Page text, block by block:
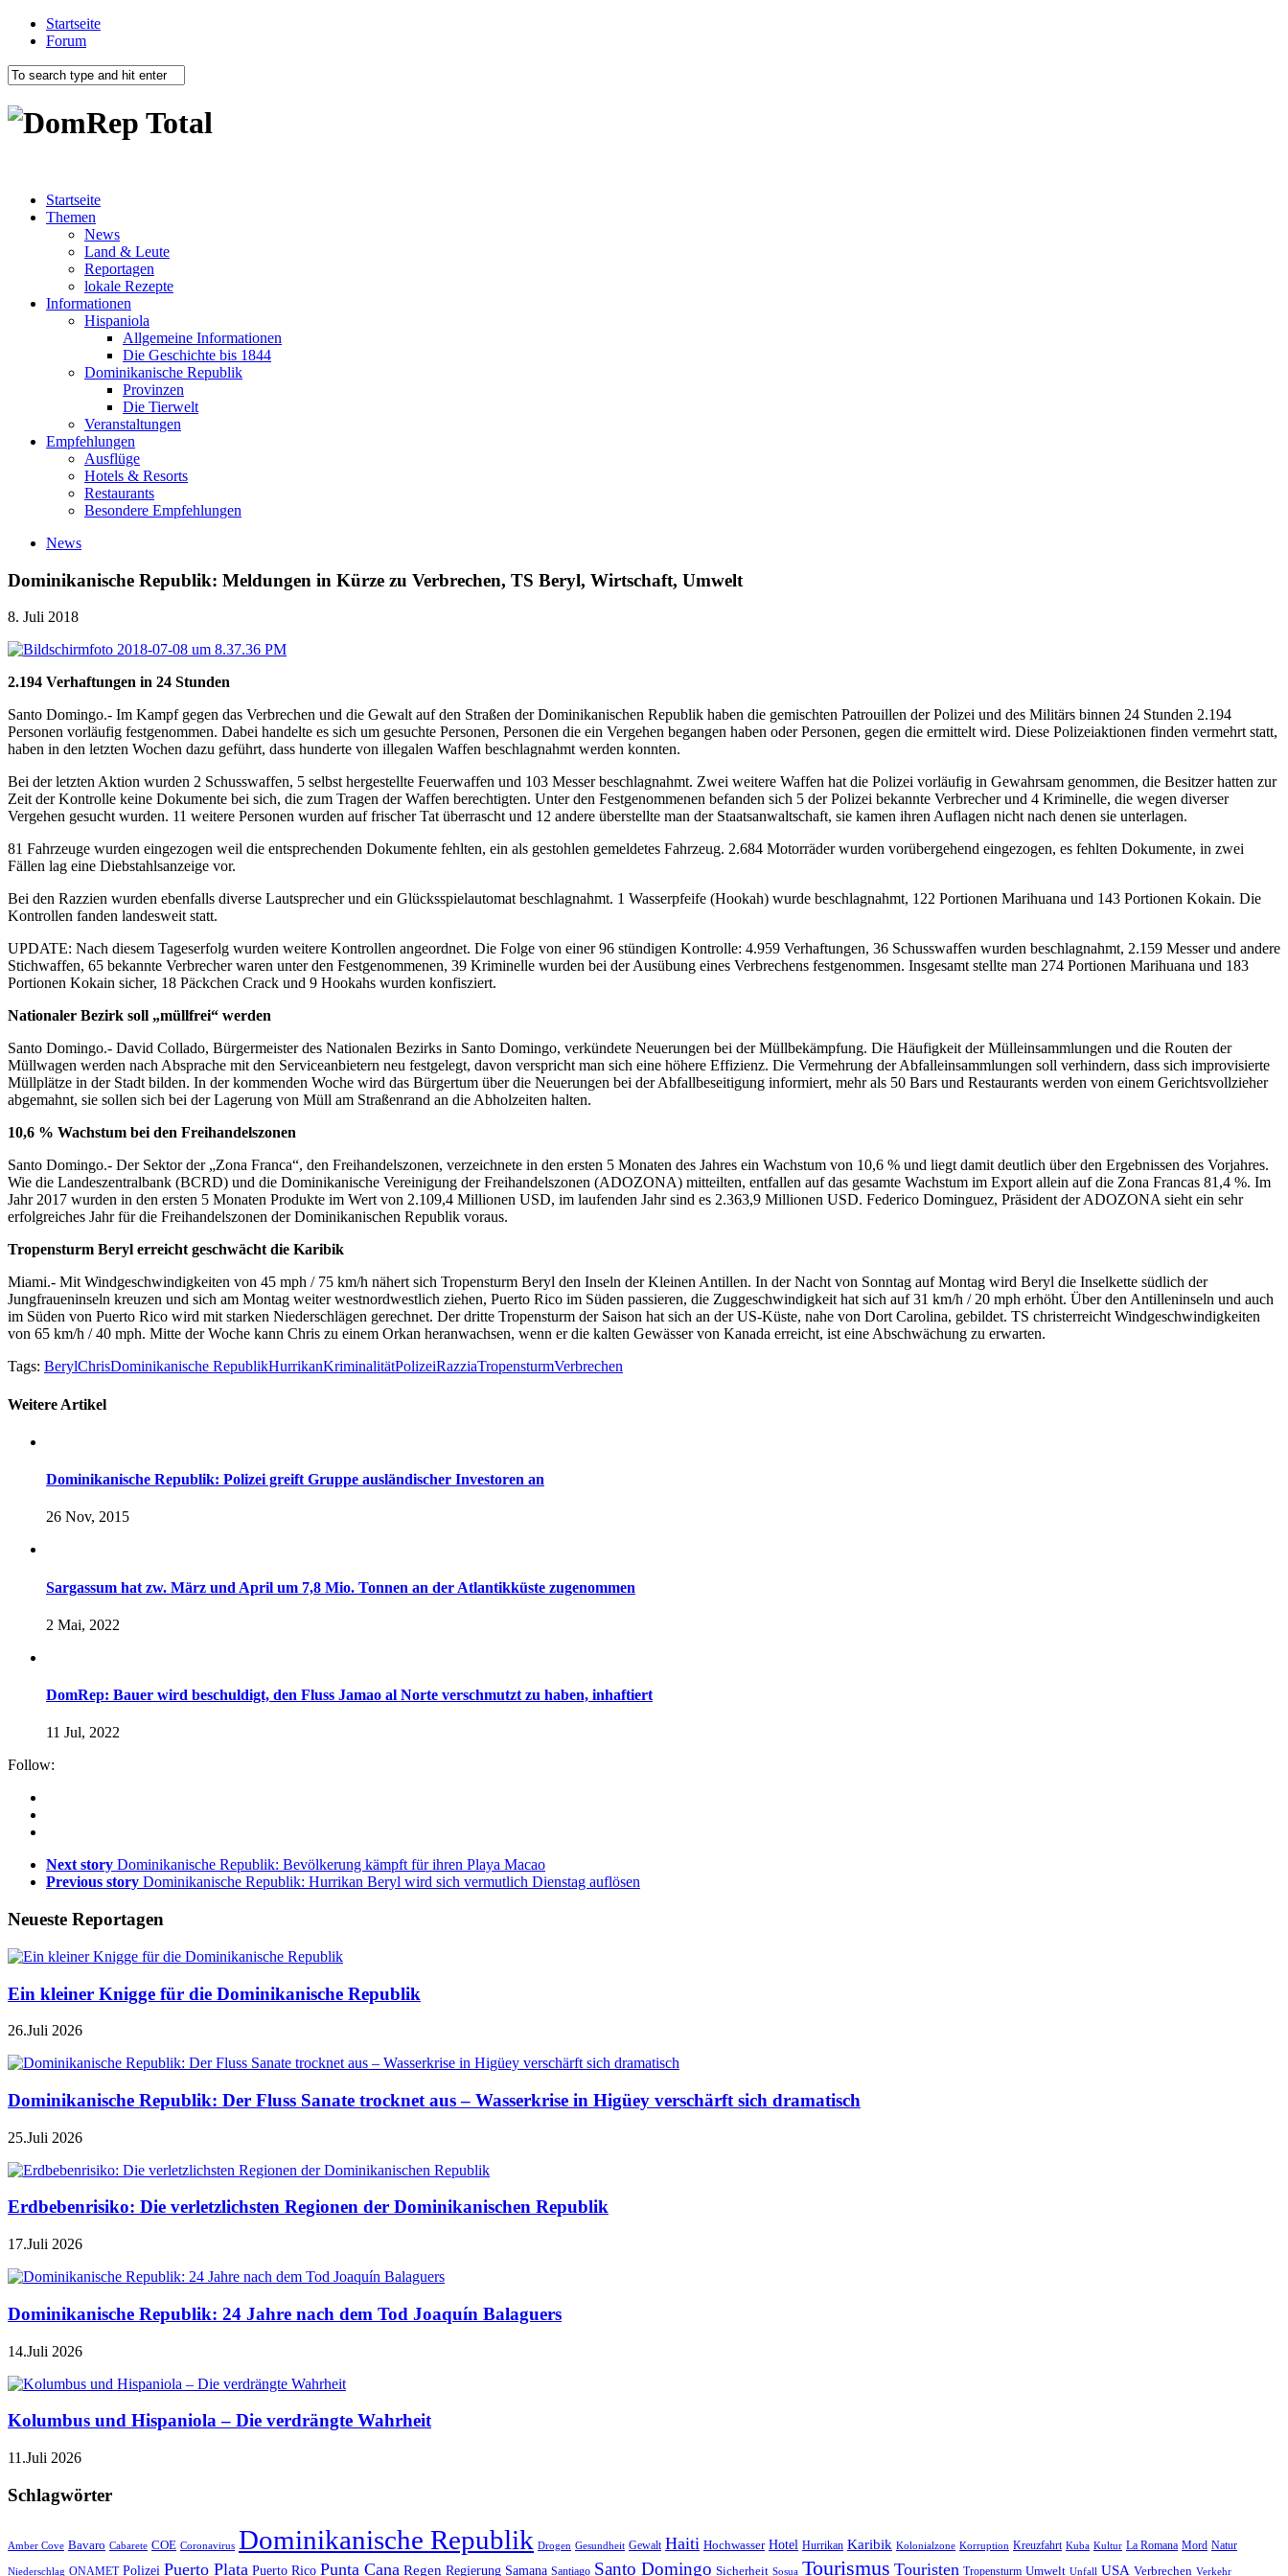
Startseite
Forum
Startseite
Themen
News
Land & Leute
Reportagen
lokale Rezepte
Informationen
Hispaniola
Allgemeine Informationen
Die Geschichte bis 1844
Dominikanische Republik
Provinzen
Die Tierwelt
Veranstaltungen
Empfehlungen
Ausflüge
Hotels & Resorts
Restaurants
Besondere Empfehlungen
News
Dominikanische Republik: Meldungen in Kürze zu Verbrechen, TS Beryl, Wirtschaft, Umwelt
8. Juli 2018
2.194 Verhaftungen in 24 Stunden
Santo Domingo.- Im Kampf gegen das Verbrechen und die Gewalt auf den Straßen der Dominikanischen Republik haben die gemischten Patrouillen der Polizei und des Militärs binnen 24 Stunden 2.194
Personen vorläufig festgenommen. Dabei handelte es sich um gesuchte Personen, Personen die ein Vergehen begangen haben oder Personen, gegen die ermittelt wird. Diese Polizeiaktionen finden vermehrt statt,
haben in den letzten Wochen dazu geführt, dass hunderte von illegalen Waffen beschlagnahmt werden konnten.
Bei der letzten Aktion wurden 2 Schusswaffen, 5 selbst hergestellte Feuerwaffen und 103 Messer beschlagnahmt. Zwei weitere Waffen hat die Polizei vorläufig in Gewahrsam genommen, die Besitzer hatten zur
Zeit der Kontrolle keine Dokumente bei sich, die zum Tragen der Waffen berechtigten. Unter den Festgenommenen befanden sich 5 der Polizei bekannte Verbrecher und 4 Kriminelle, die wegen diverser
Vergehen gesucht wurden. 11 weitere Personen wurden auf frischer Tat überrascht und 12 andere überstellte man der Staatsanwaltschaft, sie kamen ihren Auflagen nicht nach denen sie unterlagen.
81 Fahrzeuge wurden eingezogen weil die entsprechenden Dokumente fehlten, ein als gestohlen gemeldetes Fahrzeug. 2.684 Motorräder wurden vorübergehend eingezogen, es fehlten Dokumente, in zwei
Fällen lag eine Diebstahlsanzeige vor.
Bei den Razzien wurden ebenfalls diverse Lautsprecher und ein Glücksspielautomat beschlagnahmt. 1 Wasserpfeife (Hookah) wurde beschlagnahmt, 122 Portionen Marihuana und 143 Portionen Kokain. Die
Kontrollen fanden landesweit statt.
UPDATE: Nach diesem Tageserfolg wurden weitere Kontrollen angeordnet. Die Folge von einer 96 stündigen Kontrolle: 4.959 Verhaftungen, 36 Schusswaffen wurden beschlagnahmt, 2.159 Messer und andere
Stichwaffen, 65 bekannte Verbrecher waren unter den Festgenommenen, 39 Kriminelle wurden bei der Ausübung eines Verbrechens festgenommen. Insgesamt stellte man 274 Portionen Marihuana und 183
Portionen Kokain sicher, 18 Päckchen Crack und 9 Hookahs wurden konfisziert.
Nationaler Bezirk soll „müllfrei“ werden
Santo Domingo.- David Collado, Bürgermeister des Nationalen Bezirks in Santo Domingo, verkündete Neuerungen bei der Müllbekämpfung. Die Häufigkeit der Mülleinsammlungen und die Routen der
Müllwagen werden nach Absprache mit den Serviceanbietern neu festgelegt, davon verspricht man sich eine höhere Effizienz. Die Vermehrung der Abfalleinsammlungen soll verhindern, dass sich improvisierte
Müllplätze in der Stadt bilden. In der kommenden Woche wird das Bürgertum über die Neuerungen bei der Abfallbeseitigung informiert, mehr als 50 Bars und Restaurants werden von einem Gerichtsvollzieher
abgemahnt, sie sollen sich bei der Lagerung von Müll am Straßenrand an die Abholzeiten halten.
10,6 % Wachstum bei den Freihandelszonen
Santo Domingo.- Der Sektor der „Zona Franca“, den Freihandelszonen, verzeichnete in den ersten 5 Monaten des Jahres ein Wachstum von 10,6 % und liegt damit deutlich über den Ergebnissen des Vorjahres.
Wie die Landeszentralbank (BCRD) und die Dominikanische Vereinigung der Freihandelszonen (ADOZONA) mitteilten, entfallen auf das gesamte Wachstum im Export allein auf die Zona Francas 81,4 %. Im
Jahr 2017 wurden in den ersten 5 Monaten Produkte im Wert von 2.109,4 Millionen USD, im laufenden Jahr sind es 2.363,9 Millionen USD. Federico Dominguez, Präsident der ADOZONA sieht ein sehr
erfolgreiches Jahr für die Freihandelszonen der Dominikanischen Republik voraus.
Tropensturm Beryl erreicht geschwächt die Karibik
Miami.- Mit Windgeschwindigkeiten von 45 mph / 75 km/h nähert sich Tropensturm Beryl den Inseln der Kleinen Antillen. In der Nacht von Sonntag auf Montag wird Beryl die Inselkette südlich der
Jungfraueninseln kreuzen und sich am Montag weiter westnordwestlich ziehen, Puerto Rico im Süden passieren, die Zuggeschwindigkeit hat sich auf 31 km/h / 20 mph erhöht. Über den Antilleninseln und auch
im Süden von Puerto Rico wird mit starken Niederschlägen gerechnet. Der dritte Tropensturm der Saison hat sich an der US-Küste, nahe von Dort Carolina, gebildet. TS christerreicht Windgeschwindigkeiten
von 65 km/h / 40 mph. Mitte der Woche kann Chris zu einem Orkan heranwachsen, wenn er die kalten Gewässer von Kanada erreicht, ist eine Abschwächung zu erwarten.
Tags: BerylChrisDominikanische RepublikHurrikanKriminalitätPolizeiRazziaTropensturmVerbrechen
Weitere Artikel
Dominikanische Republik: Polizei greift Gruppe ausländischer Investoren an
26 Nov, 2015
Sargassum hat zw. März und April um 7,8 Mio. Tonnen an der Atlantikküste zugenommen
2 Mai, 2022
DomRep: Bauer wird beschuldigt, den Fluss Jamao al Norte verschmutzt zu haben, inhaftiert
11 Jul, 2022
Follow:
Next story Dominikanische Republik: Bevölkerung kämpft für ihren Playa Macao
Previous story Dominikanische Republik: Hurrikan Beryl wird sich vermutlich Dienstag auflösen
Neueste Reportagen
Ein kleiner Knigge für die Dominikanische Republik
26.Juli 2026
Dominikanische Republik: Der Fluss Sanate trocknet aus – Wasserkrise in Higüey verschärft sich dramatisch
25.Juli 2026
Erdbebenrisiko: Die verletzlichsten Regionen der Dominikanischen Republik
17.Juli 2026
Dominikanische Republik: 24 Jahre nach dem Tod Joaquín Balaguers
14.Juli 2026
Kolumbus und Hispaniola – Die verdrängte Wahrheit
11.Juli 2026
Schlagwörter
Amber Cove Bavaro Cabarete COE Coronavirus Dominikanische Republik Drogen Gesundheit Gewalt Haiti Hochwasser Hotel Hurrikan Karibik Kolonialzone Korruption Kreuzfahrt Kuba Kultur La Romana Mord Natur
Niederschlag ONAMET Polizei Puerto Plata Puerto Rico Punta Cana Regen Regierung Samana Santiago Santo Domingo Sicherheit Sosua Tourismus Touristen Tropensturm Umwelt Unfall USA Verbrechen Verkehr